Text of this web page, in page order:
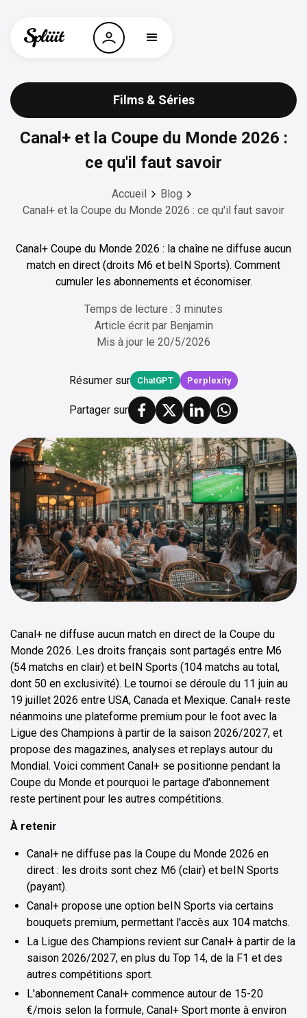
Films & Séries
Canal+ et la Coupe du Monde 2026 :
ce qu'il faut savoir
Accueil
Blog
Canal+ et la Coupe du Monde 2026 : ce qu'il faut savoir
Canal+ Coupe du Monde 2026 : la chaîne ne diffuse aucun
match en direct (droits M6 et beIN Sports). Comment
cumuler les abonnements et économiser.
Temps de lecture : 3 minutes
Article écrit par Benjamin
Mis à jour le 20/5/2026
Résumer sur ChatGPT Perplexity
Partager sur
Canal+ ne diffuse aucun match en direct de la Coupe du
Monde 2026. Les droits français sont partagés entre M6
(54 matchs en clair) et beIN Sports (104 matchs au total,
dont 50 en exclusivité). Le tournoi se déroule du 11 juin au
19 juillet 2026 entre USA, Canada et Mexique. Canal+ reste
néanmoins une plateforme premium pour le foot avec la
Ligue des Champions à partir de la saison 2026/2027, et
propose des magazines, analyses et replays autour du
Mondial. Voici comment Canal+ se positionne pendant la
Coupe du Monde et pourquoi le partage d'abonnement
reste pertinent pour les autres compétitions.
À retenir
Canal+ ne diffuse pas la Coupe du Monde 2026 en
direct : les droits sont chez M6 (clair) et beIN Sports
(payant).
Canal+ propose une option beIN Sports via certains
bouquets premium, permettant l'accès aux 104 matchs.
La Ligue des Champions revient sur Canal+ à partir de la
saison 2026/2027, en plus du Top 14, de la F1 et des
autres compétitions sport.
L'abonnement Canal+ commence autour de 15-20
€/mois selon la formule, Canal+ Sport monte à environ